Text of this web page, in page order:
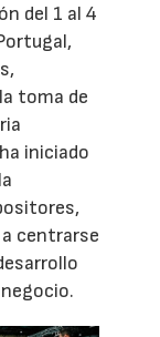
del 1 al 4
toma de
iniciado
centrarse